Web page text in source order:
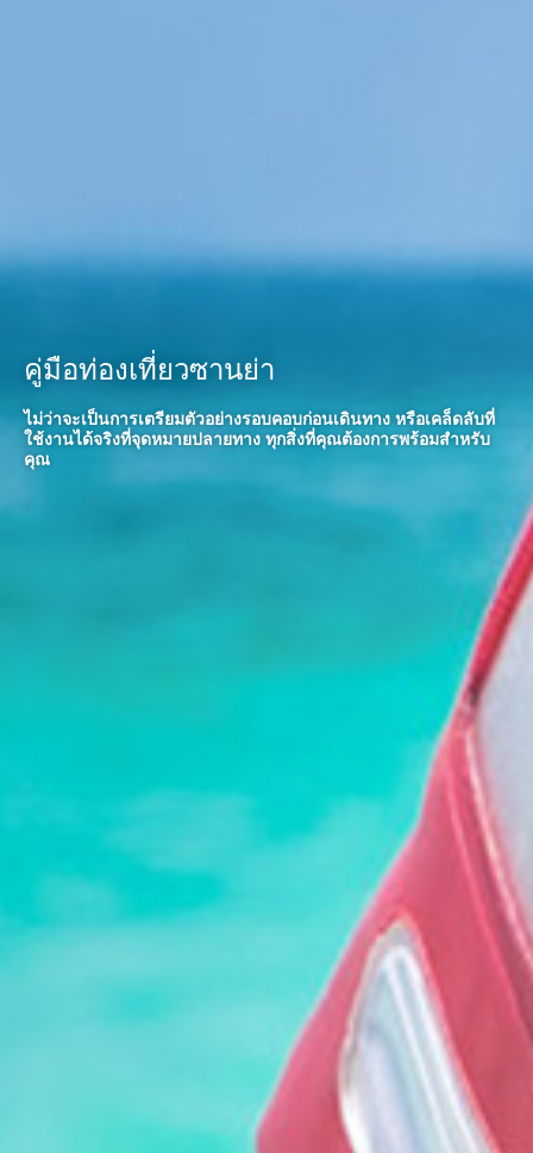
คู่มือท่องเที่ยวซานย่า
ไม่ว่าจะเป็นการเตรียมตัวอย่างรอบคอบก่อนเดินทาง หรือเคล็ดลับที่
ใช้งานได้จริงที่จุดหมายปลายทาง ทุกสิ่งที่คุณต้องการพร้อมสําหรับ
คุณ